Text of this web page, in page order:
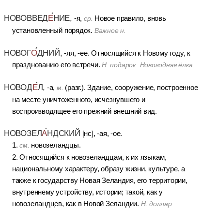
НОВОВВЕДЕНИЕ, -я, ср. Новое правило, вновь
установленный порядок. Важное н.
НОВОГОДНИЙ, -яя, -ее. Относящийся к Новому году, к
празднованию его встречи.Н. подарок. Новогодняя ёлка.
НОВОДЕЛ, -а,м. (разг.). Здание, сооружение, построенное
на месте уничтоженного, исчезнувшего и
воспроизводящее его прежний внешний вид.
НОВОЗЕЛАНДСКИЙ [нс], -ая, -ое.
1.см. новозеландцы.
2. Относящийся к новозеландцам, к их языкам,
национальному характеру, образу жизни, культуре, а
также к государству Новая Зеландия, его территории,
внутреннему устройству, истории; такой, как у
новозеландцев, как в Новой Зеландии. Н. доллар